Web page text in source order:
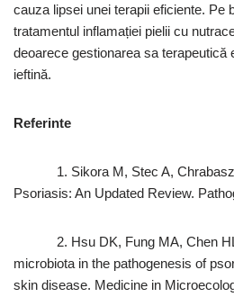
cauza lipsei unei terapii eficiente. Pe
tratamentul inflamației pielii cu
deoarece gestionarea sa terapeutică
ieftină.
Referinte
1. Sikora M, Stec A,
Psoriasis: An Updated Review.
2. Hsu DK, Fung MA, Chen HL.
microbiota in the pathogenesis of
skin disease. Medicine in